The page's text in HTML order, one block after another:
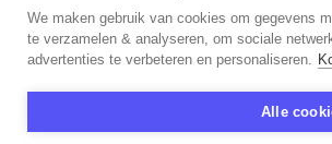
We maken gebruik van cookies om gegevens
te verzamelen & analyseren, om sociale
advertenties te verbeteren en personaliseren.
Alle